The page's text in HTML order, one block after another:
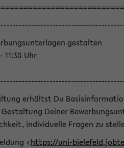
gestalten
11:30 Uhr
erhältst Du
Deiner
individuelle Fragen zu
<https://uni-